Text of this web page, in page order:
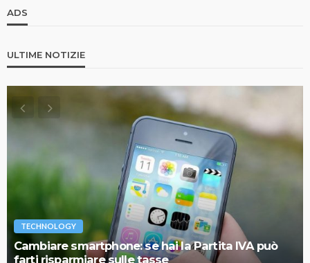
ADS
ULTIME NOTIZIE
TECHNOLOGY
Cambiare smartphone: se hai la Partita IVA può
farti risparmiare sulle tasse